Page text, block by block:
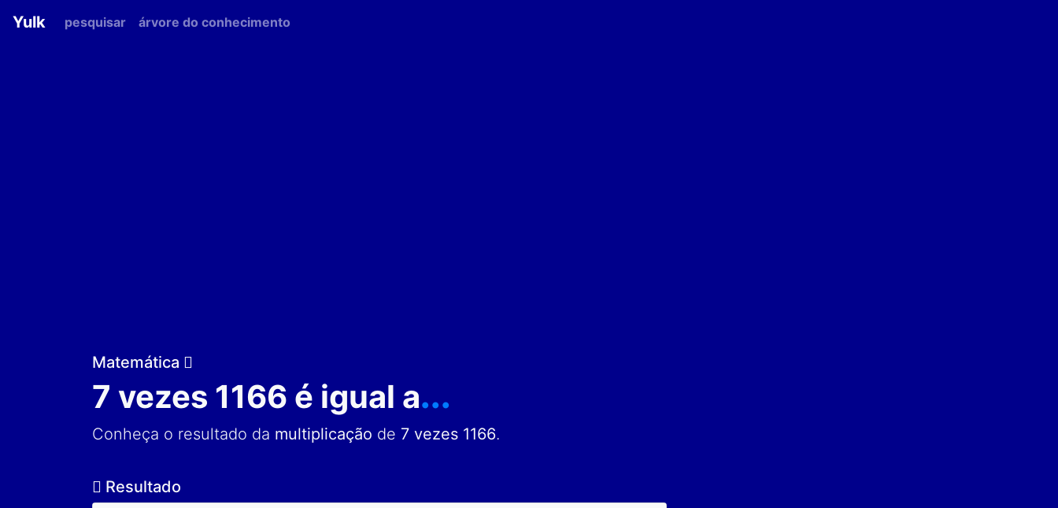
Yulk pesquisar árvore do conhecimento
Matemática
7 vezes 1166 é igual a...
Conheça o resultado da multiplicação de 7 vezes 1166.
Resultado